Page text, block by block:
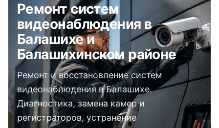
Ремонт систем
видеонаблюдения в
Балашихе и
Балашихинском районе
Ремонт и восстановление систем
видеонаблюдения в Балашихе.
Диагностика, замена камер и
регистраторов, устранение